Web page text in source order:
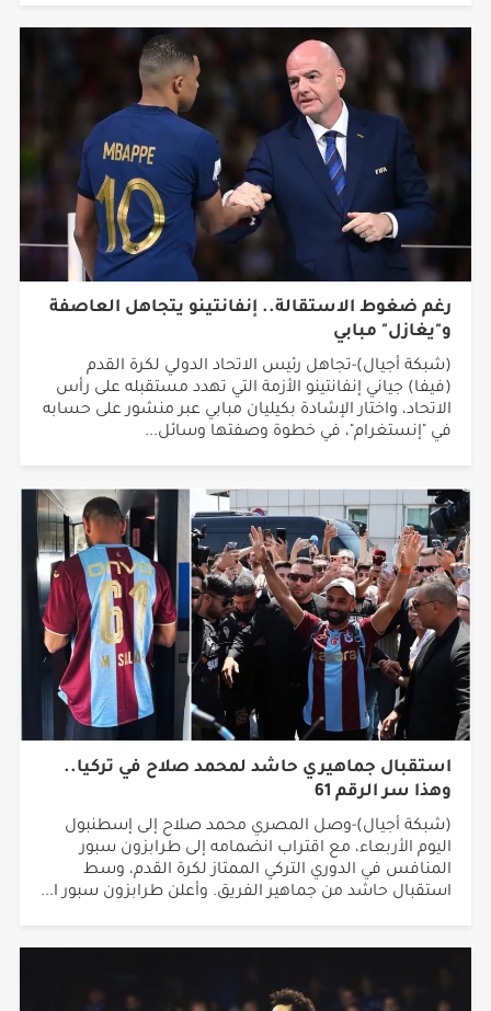
رغم ضغوط الاستقالة.. إنفانتينو يتجاهل العاصفة
و"يغازل" مبابي
(شبكة أجيال)-تجاهل رئيس الاتحاد الدولي لكرة القدم
(فيفا) جياني إنفانتينو الأزمة التي تهدد مستقبله على رأس
الاتحاد، واختار الإشادة بكيليان مبابي عبر منشور على حسابه
في "إنستغرام"، في خطوة وصفتها وسائل...
استقبال جماهيري حاشد لمحمد صلاح في تركيا..
وهذا سر الرقم 61
(شبكة أجيال)-وصل المصري محمد صلاح إلى إسطنبول
اليوم الأربعاء، مع اقتراب انضمامه إلى طرابزون سبور
المنافس في الدوري التركي الممتاز لكرة القدم، وسط
استقبال حاشد من جماهير الفريق. وأعلن طرابزون سبور ا...